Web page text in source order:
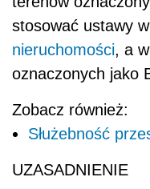
stosować ustawy
nieruchomości, a
oznaczonych jako
Zobacz również:
Służebność
UZASADNIENIE